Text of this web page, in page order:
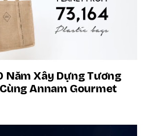
Năm Xây Dựng Tương
Annam Gourmet